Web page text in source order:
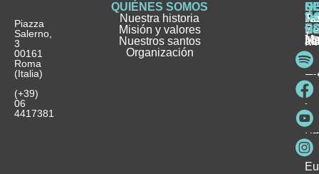
Piazza
Salerno,
3
00161
Roma
(Italia)
(+39)
06
4417381
QUIÉNES SOMOS
Nuestra historia
Misión y valores
Nuestros santos
Organización
e
y
y